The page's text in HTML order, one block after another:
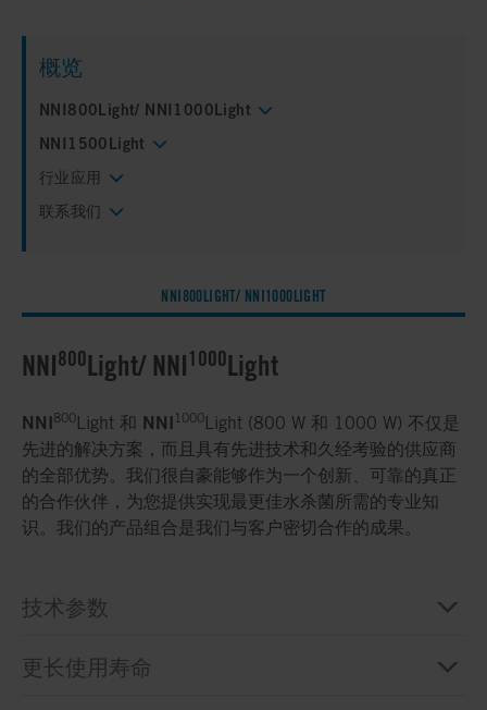
概览
NNI800Light/ NNI1000Light
NNI1500Light
行业应用
联系我们
NNI800LIGHT/ NNI1000LIGHT
NNI800Light/ NNI1000Light
NNI800 Light 和 NNI 1000 Light (800 W 和 1000 W) 不仅是
先进的解决方案，而且具有先进技术和久经考验的供应商
的全部优势。我们很自豪能够作为一个创新、可靠的真正
的合作伙伴，为您提供实现最更佳水杀菌所需的专业知
识。我们的产品组合是我们与客户密切合作的成果。
技术参数
更长使用寿命